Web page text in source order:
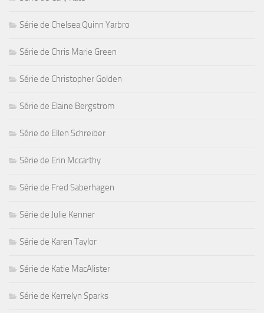
Série de Chelsea Quinn Yarbro
Série de Chris Marie Green
Série de Christopher Golden
Série de Elaine Bergstrom
Série de Ellen Schreiber
Série de Erin Mccarthy
Série de Fred Saberhagen
Série de Julie Kenner
Série de Karen Taylor
Série de Katie MacAlister
Série de Kerrelyn Sparks